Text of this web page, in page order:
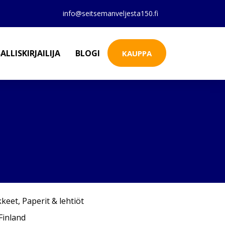
info@seitsemanveljesta150.fi
BLOGI KAUPPA
, Paperit & lehtiöt